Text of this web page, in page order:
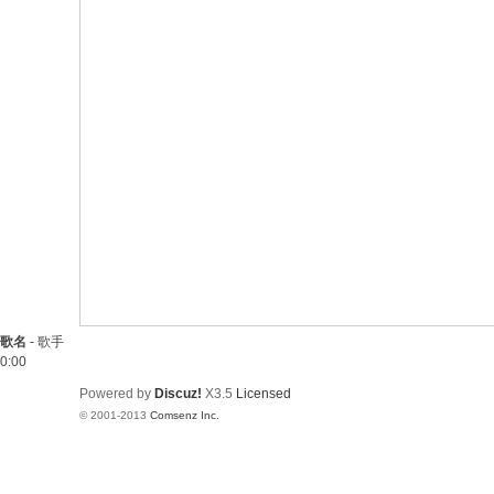
歌名 - 歌手
0:00
Powered by Discuz! X3.5 Licensed
© 2001-2013 Comsenz Inc.